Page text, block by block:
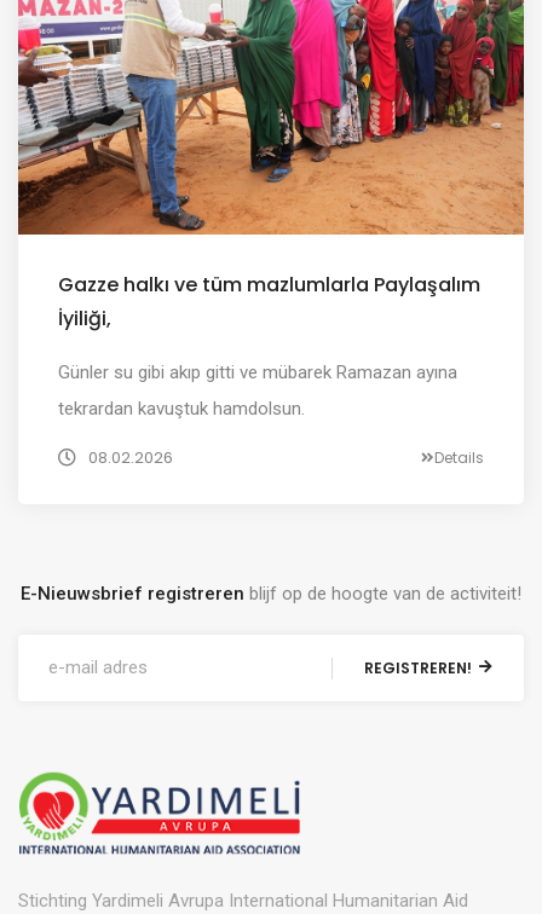
Gazze halkı ve tüm mazlumlarla Paylaşalım
İyiliği,
Günler su gibi akıp gitti ve mübarek Ramazan ayına
tekrardan kavuştuk hamdolsun.
08.02.2026 Details
E-Nieuwsbrief registreren blijf op de hoogte van de activiteit!
REGISTREREN!
Stichting Yardimeli Avrupa International Humanitarian Aid